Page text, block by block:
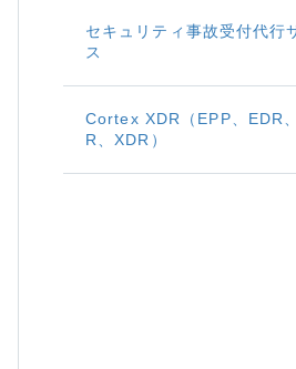
セキュリティ事故受付代行
ス
Cortex XDR（EPP、EDR
R、XDR）